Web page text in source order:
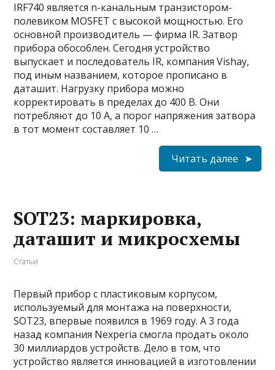
IRF740 является n-канальным транзистором-
полевиком MOSFET с высокой мощностью. Его
основной производитель — фирма IR. Затвор
прибора обособлен. Сегодня устройство
выпускает и последователь IR, компания Vishay,
под иным названием, которое прописано в
даташит. Нагрузку прибора можно
корректировать в пределах до 400 В. Они
потребляют до 10 А, а порог напряжения затвора
в тот момент составляет 10 …
Читать далее
SOT23: маркировка,
даташит и микросхемы
Статьи
Первый прибор с пластиковым корпусом,
используемый для монтажа на поверхности,
SOT23, впервые появился в 1969 году. А 3 года
назад компания Nexperia смогла продать около
30 миллиардов устройств. Дело в том, что
устройство является инновацией в изготовлении